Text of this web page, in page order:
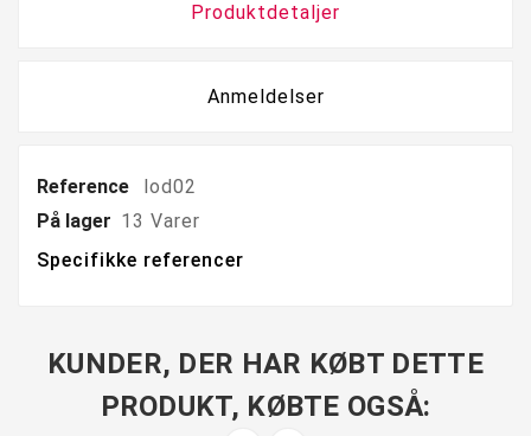
Produktdetaljer
Anmeldelser
Reference
lod02
På lager 13 Varer
Specifikke referencer
KUNDER, DER HAR KØBT DETTE
PRODUKT, KØBTE OGSÅ: